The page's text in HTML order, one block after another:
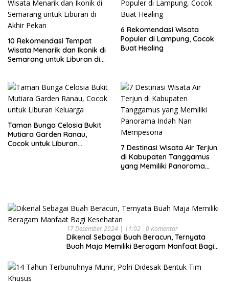
10 Rekomendasi Tempat
Wisata Menarik dan Ikonik di
Semarang untuk Liburan di
6 Rekomendasi Wisata
Populer di Lampung, Cocok
Buat Healing
Taman Bunga Celosia Bukit
Mutiara Garden Ranau,
Cocok untuk Liburan
7 Destinasi Wisata Air Terjun
di Kabupaten Tanggamus
yang Memiliki Panorama
17 Desember 2024 | 11:02 0 Komentar
Dikenal Sebagai Buah Beracun, Ternyata
Buah Maja Memiliki Beragam Manfaat Bagi